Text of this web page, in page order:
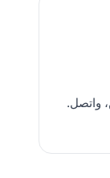
واتصل.